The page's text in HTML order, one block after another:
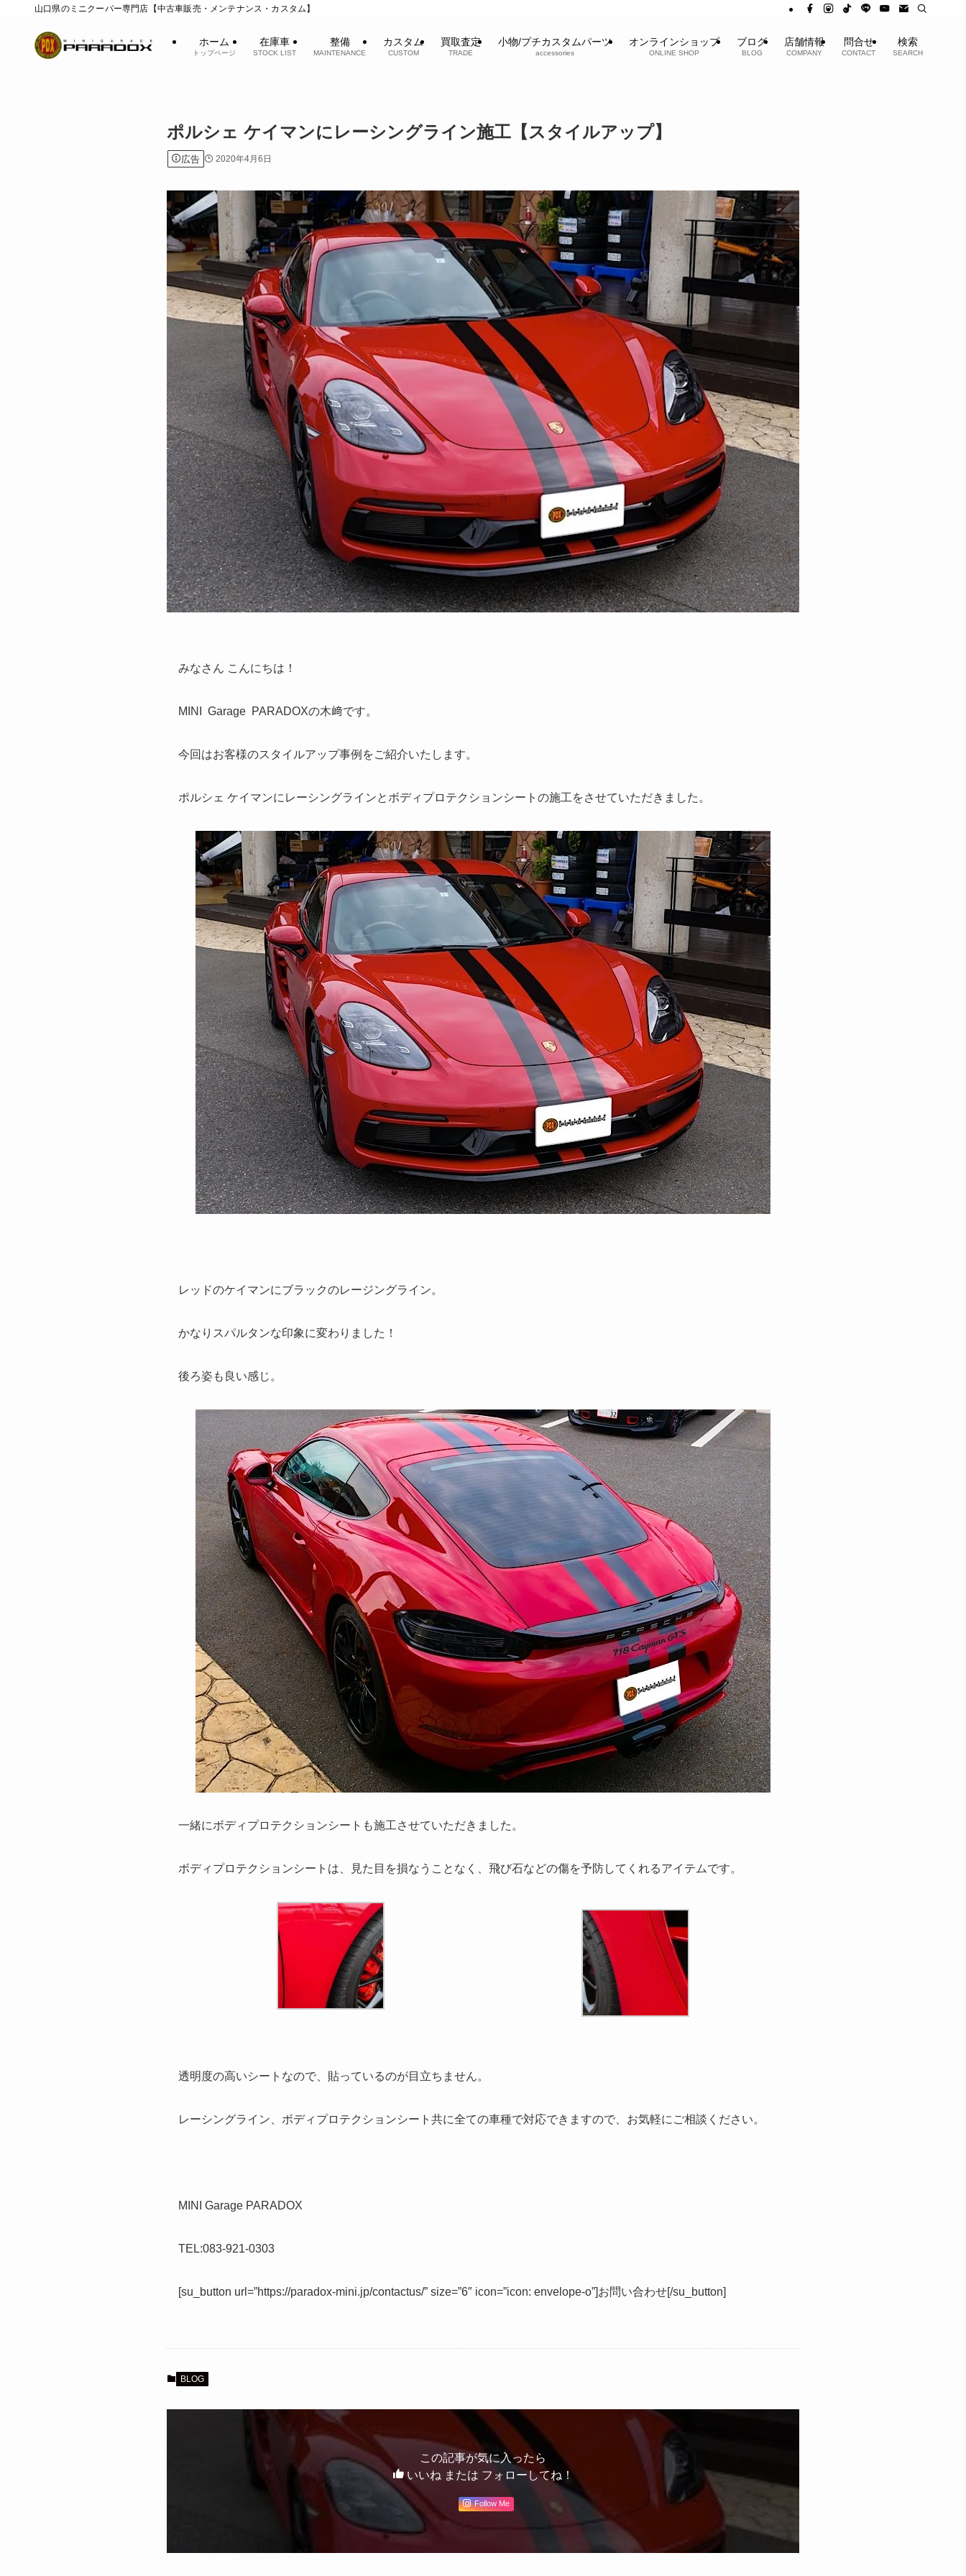
山口県のミニクーパー専門店【中古車販売・メンテナンス・カスタム】
ホーム
トップページ
在庫車
STOCK LIST
整備
MAINTENANCE
カスタム
CUSTOM
買取査定
TRADE
小物/プチカスタムパーツ
accessories
オンラインショップ
ONLINE SHOP
ブログ
BLOG
店舗情報
COMPANY
問合せ
CONTACT
検索
SEARCH
ポルシェ ケイマンにレーシングライン施工【スタイルアップ】
広告 2020年4月6日
みなさん こんにちは！
MINI Garage PARADOXの木﨑です。
今回はお客様のスタイルアップ事例をご紹介いたします。
ポルシェ ケイマンにレーシングラインとボディプロテクションシートの施工をさせていただきました。
レッドのケイマンにブラックのレージングライン。
かなりスパルタンな印象に変わりました！
後ろ姿も良い感じ。
一緒にボディプロテクションシートも施工させていただきました。
ボディプロテクションシートは、見た目を損なうことなく、飛び石などの傷を予防してくれるアイテムです。
透明度の高いシートなので、貼っているのが目立ちません。
レーシングライン、ボディプロテクションシート共に全ての車種で対応できますので、お気軽にご相談ください。
MINI Garage PARADOX
TEL:083-921-0303
[su_button url=”https://paradox-mini.jp/contactus/” size=”6″ icon=”icon: envelope-o”]お問い合わせ[/su_button]
BLOG
この記事が気に入ったら
いいね または フォローしてね！
Follow Me